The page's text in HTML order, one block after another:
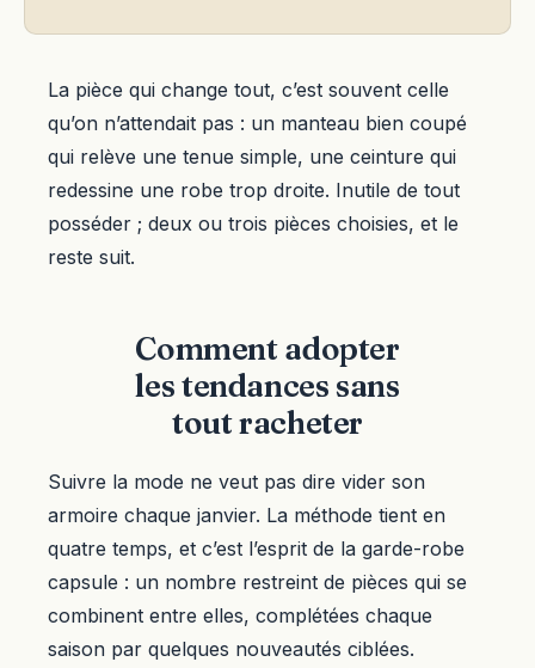
La pièce qui change tout, c’est souvent celle
qu’on n’attendait pas : un manteau bien coupé
qui relève une tenue simple, une ceinture qui
redessine une robe trop droite. Inutile de tout
posséder ; deux ou trois pièces choisies, et le
reste suit.
Comment adopter
les tendances sans
tout racheter
Suivre la mode ne veut pas dire vider son
armoire chaque janvier. La méthode tient en
quatre temps, et c’est l’esprit de la garde-robe
capsule : un nombre restreint de pièces qui se
combinent entre elles, complétées chaque
saison par quelques nouveautés ciblées.